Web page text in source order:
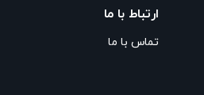
ارتباط با ما
تماس با ما